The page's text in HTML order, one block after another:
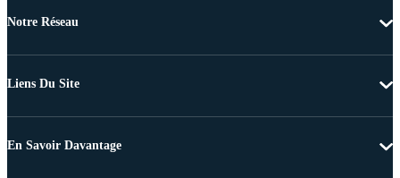
Notre Réseau
Liens Du Site
En Savoir Davantage